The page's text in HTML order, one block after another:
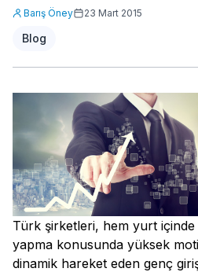
Barış Öney 23 Mart 2015
Blog
Türk şirketleri, hem yurt içinde
yapma konusunda yüksek
dinamik hareket eden genç